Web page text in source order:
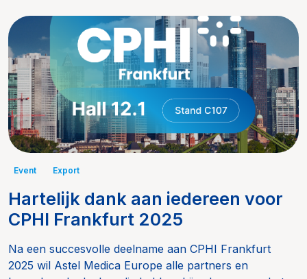
Event Export
Hartelijk dank aan iedereen voor
CPHI Frankfurt 2025
Na een succesvolle deelname aan CPHI Frankfurt
2025 wil Astel Medica Europe alle partners en